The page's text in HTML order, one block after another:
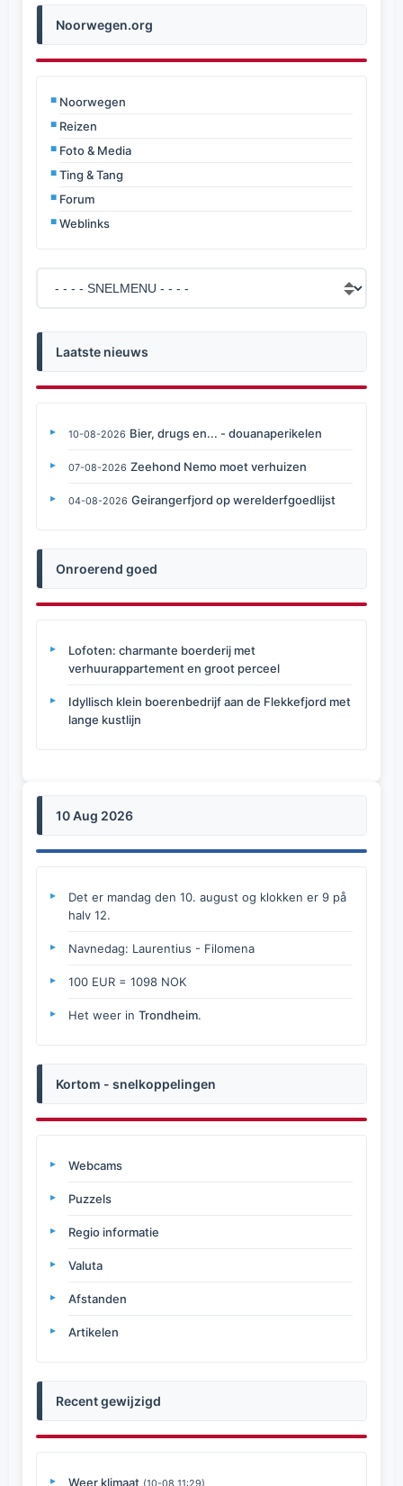
Noorwegen.org
Noorwegen
Reizen
Foto & Media
Ting & Tang
Forum
Weblinks
Laatste nieuws
10-08-2026 Bier, drugs en... - douanaperikelen
07-08-2026 Zeehond Nemo moet verhuizen
04-08-2026 Geirangerfjord op werelderfgoedlijst
Onroerend goed
Lofoten: charmante boerderij met
verhuurappartement en groot perceel
Idyllisch klein boerenbedrijf aan de Flekkefjord met
lange kustlijn
10 Aug 2026
Det er mandag den 10. august og klokken er 9 på
halv 12.
Navnedag: Laurentius - Filomena
100 EUR = 1098 NOK
Het weer in Trondheim.
Kortom - snelkoppelingen
Webcams
Puzzels
Regio informatie
Valuta
Afstanden
Artikelen
Recent gewijzigd
Weer klimaat